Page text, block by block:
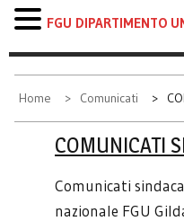
Home Comunicati
COMUNICATI
Comunicati
nazionale FGU
FGU DIPARTIMENTO